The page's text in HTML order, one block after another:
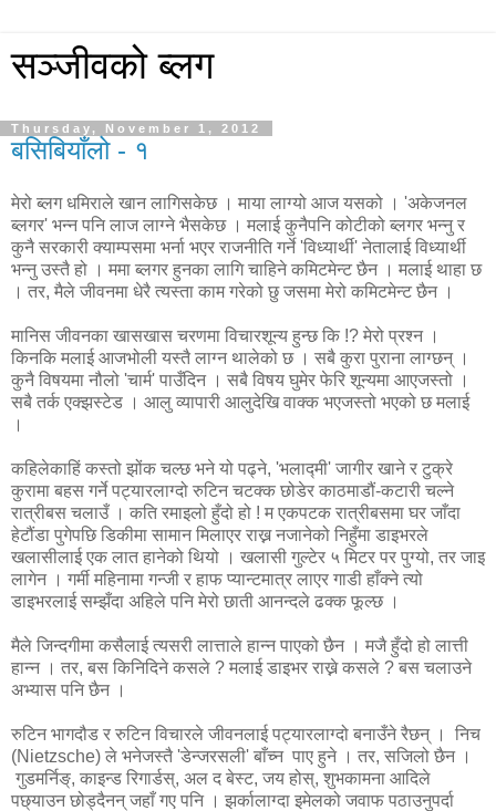
सञ्जीवको ब्लग
Thursday, November 1, 2012
बसिबियाँलो - १
मेरो ब्लग धमिराले खान लागिसकेछ । माया लाग्यो आज यसको । 'अकेजनल
ब्लगर' भन्न पनि लाज लाग्ने भैसकेछ । मलाई कुनैपनि कोटीको ब्लगर भन्नु र
कुनै सरकारी क्याम्पसमा भर्ना भएर राजनीति गर्ने 'विध्यार्थी' नेतालाई विध्यार्थी
भन्नु उस्तै हो । ममा ब्लगर हुनका लागि चाहिने कमिटमेन्ट छैन । मलाई थाहा छ
। तर, मैले जीवनमा धेरै त्यस्ता काम गरेको छु जसमा मेरो कमिटमेन्ट छैन ।
मानिस जीवनका खासखास चरणमा विचारशून्य हुन्छ कि !? मेरो प्रश्न ।
किनकि मलाई आजभोली यस्तै लाग्न थालेको छ । सबै कुरा पुराना लाग्छन् ।
कुनै विषयमा नौलो 'चार्म' पाउँदिन । सबै विषय घुमेर फेरि शून्यमा आएजस्तो ।
सबै तर्क एक्झस्टेड । आलु व्यापारी आलुदेखि वाक्क भएजस्तो भएको छ मलाई
।
कहिलेकाहिं कस्तो झोंक चल्छ भने यो पढ्ने, 'भलाद्मी' जागीर खाने र टुक्रे
कुरामा बहस गर्ने पट्यारलाग्दो रुटिन चटक्क छोडेर काठमाडौं-कटारी चल्ने
रात्रीबस चलाउँ । कति रमाइलो हुँदो हो ! म एकपटक रात्रीबसमा घर जाँदा
हेटौंडा पुगेपछि डिकीमा सामान मिलाएर राख्न नजानेको निहुँमा डाइभरले
खलासीलाई एक लात हानेको थियो । खलासी गुल्टेर ५ मिटर पर पुग्यो, तर जाइ
लागेन । गर्मी महिनामा गन्जी र हाफ प्यान्टमात्र लाएर गाडी हाँक्ने त्यो
डाइभरलाई सम्झँदा अहिले पनि मेरो छाती आनन्दले ढक्क फूल्छ ।
मैले जिन्दगीमा कसैलाई त्यसरी लात्ताले हान्न पाएको छैन । मजै हुँदो हो लात्ती
हान्न । तर, बस किनिदिने कसले ? मलाई डाइभर राख्ने कसले ? बस चलाउने
अभ्यास पनि छैन ।
रुटिन भागदौड र रुटिन विचारले जीवनलाई पट्यारलाग्दो बनाउँने रैछन् । निच
(Nietzsche) ले भनेजस्तै 'डेन्जरसली' बाँच्न पाए हुने । तर, सजिलो छैन ।
गुडमर्निङ्, काइन्ड रिगार्डस्, अल द बेस्ट, जय होस्, शुभकामना आदिले
पछ्याउन छोड्दैनन् जहाँ गए पनि । झर्कालाग्दा इमेलको जवाफ पठाउनुपर्दा